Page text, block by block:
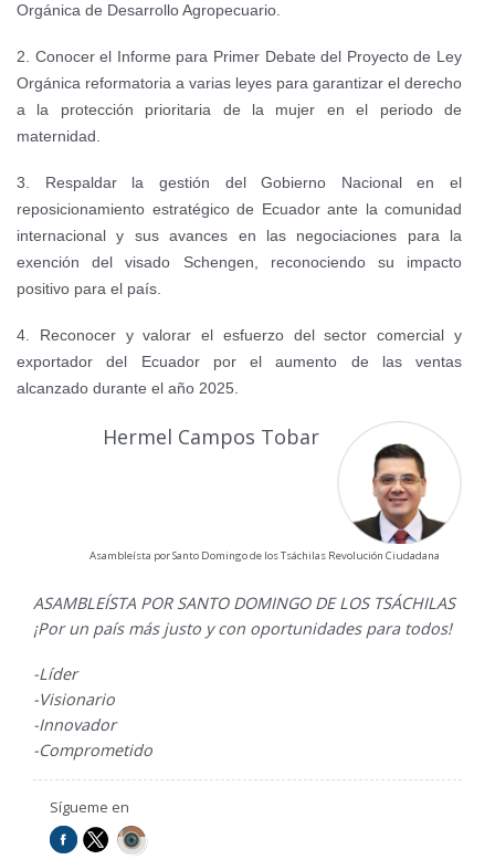
Orgánica de Desarrollo Agropecuario.
2. Conocer el Informe para Primer Debate del Proyecto de Ley
Orgánica reformatoria a varias leyes para garantizar el derecho
a la protección prioritaria de la mujer en el periodo de
maternidad.
3. Respaldar la gestión del Gobierno Nacional en el
reposicionamiento estratégico de Ecuador ante la comunidad
internacional y sus avances en las negociaciones para la
exención del visado Schengen, reconociendo su impacto
positivo para el país.
4. Reconocer y valorar el esfuerzo del sector comercial y
exportador del Ecuador por el aumento de las ventas
alcanzado durante el año 2025.
Hermel Campos Tobar
Asambleísta por Santo Domingo de los Tsáchilas Revolución Ciudadana
ASAMBLEÍSTA POR SANTO DOMINGO DE LOS TSÁCHILAS
¡Por un país más justo y con oportunidades para todos!
-Líder
-Visionario
-Innovador
-Comprometido
Sígueme en